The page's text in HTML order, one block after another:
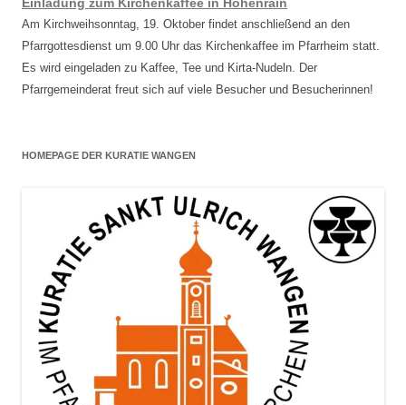
Am Kirchweihsonntag, 19. Oktober findet anschließend an den
Pfarrgottesdienst um 9.00 Uhr das Kirchenkaffee im Pfarrheim statt.
Es wird eingeladen zu Kaffee, Tee und Kirta-Nudeln. Der
Pfarrgemeinderat freut sich auf viele Besucher und Besucherinnen!
HOMEPAGE DER KURATIE WANGEN